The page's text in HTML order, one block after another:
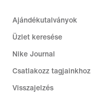
Ajándékutalványok
Üzlet keresése
Nike Journal
Csatlakozz tagjainkhoz
Visszajelzés